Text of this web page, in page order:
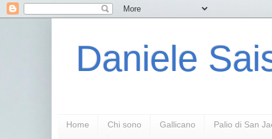
Daniele
Home Chi sono Gallicano Palio di San